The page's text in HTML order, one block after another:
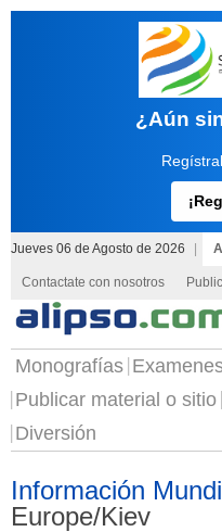
¿Aún
Jueves 06 de Agosto de 2026
Contactate con nosotros
Monografías
Publicar material o sitio
Diversión
Información
Europe/Kiev